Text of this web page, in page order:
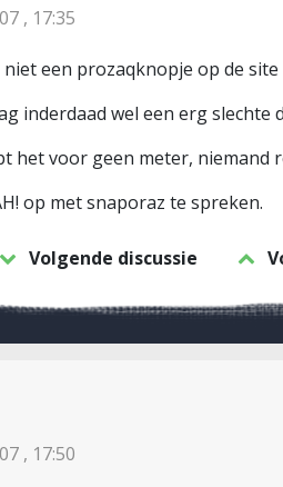
, 17:35
een prozaqknopje op de site
inderdaad wel een erg
het voor geen meter, niemand
op met snaporaz te spreken.
Volgende discussie
, 17:50